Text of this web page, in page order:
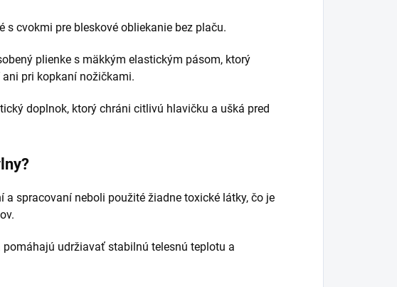
s cvokmi pre bleskové obliekanie bez plaču.
plienke s mäkkým elastickým pásom, ktorý
pri kopkaní nožičkami.
doplnok, ktorý chráni citlivú hlavičku a ušká pred
a spracovaní neboli použité žiadne toxické látky, čo je
pomáhajú udržiavať stabilnú telesnú teplotu a